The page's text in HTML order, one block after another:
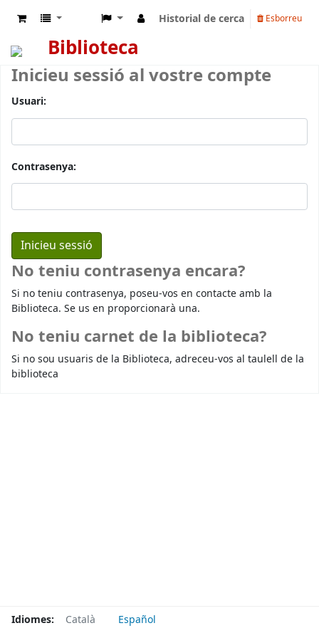
Historial de cerca Esborreu
Biblioteca
Inicieu sessió al vostre compte
Usuari:
Contrasenya:
No teniu contrasenya encara?
Si no teniu contrasenya, poseu-vos en contacte amb la
Biblioteca. Se us en proporcionarà una.
No teniu carnet de la biblioteca?
Si no sou usuaris de la Biblioteca, adreceu-vos al taulell de la
biblioteca
Idiomes: Català Español